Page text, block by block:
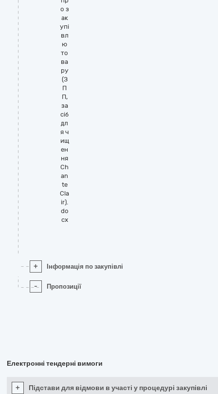
о з
ак
упі
вл
ю
то
ва
ру
(З
П
П,
за
сіб
дл
я ч
ищ
ен
ня
Ch
an
te
Cla
ir).
do
cx
+ Інформація по закупівлі
- Пропозиції
Електронні тендерні вимоги
+ Підстави для відмови в участі у процедурі закупівлі